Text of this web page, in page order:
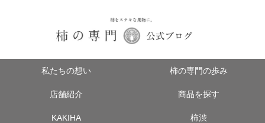
私たちの想い 柿の専門の歩み
店舗紹介 商品を探す
KAKIHA 柿渋